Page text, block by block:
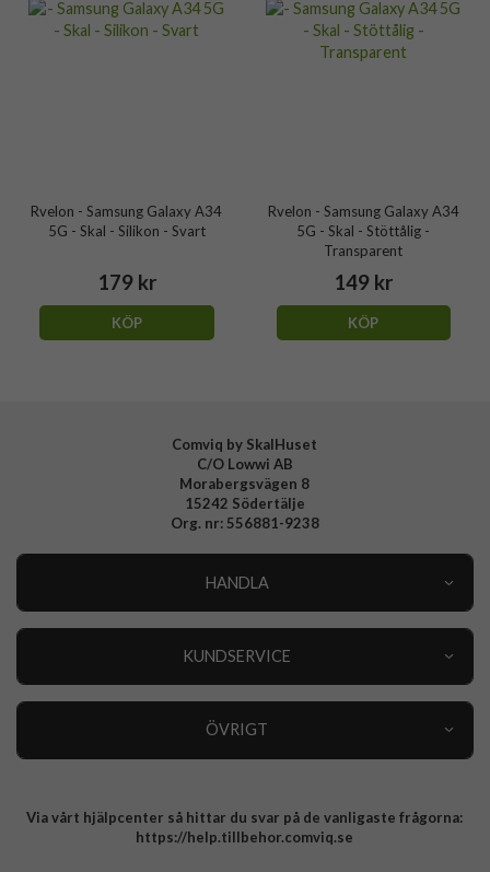
Rvelon - Samsung Galaxy A34
5G - Skal - Silikon - Svart
179 kr
KÖP
Rvelon - Samsung Galaxy A34
5G - Skal - Stöttålig -
Transparent
149 kr
KÖP
Comviq by SkalHuset
C/O Lowwi AB
Morabergsvägen 8
15242 Södertälje
Org. nr: 556881-9238
HANDLA
KUNDSERVICE
ÖVRIGT
Integritetspolicy
Via vårt hjälpcenter så hittar du svar på de vanligaste frågorna:
https://help.tillbehor.comviq.se